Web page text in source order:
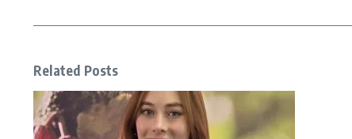
Related Posts